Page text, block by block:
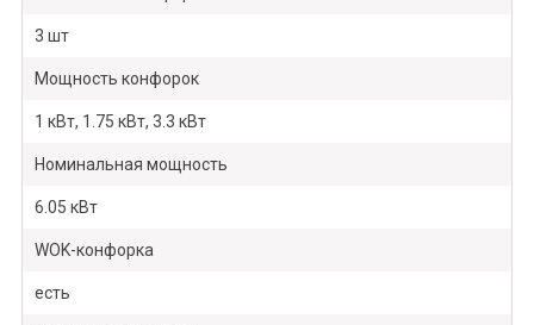
3 шт
Мощность конфорок
1 кВт, 1.75 кВт, 3.3 кВт
Номинальная мощность
6.05 кВт
WOK-конфорка
есть